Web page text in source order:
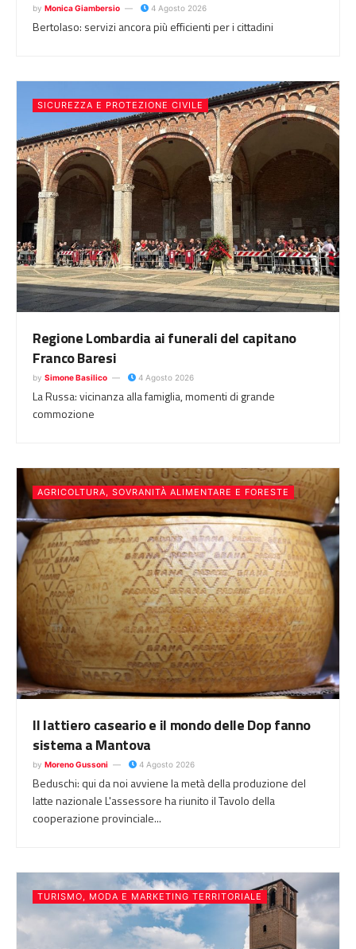
by Monica Giambersio 4 Agosto 2026
Bertolaso: servizi ancora più efficienti per i cittadini
SICUREZZA E PROTEZIONE CIVILE
Regione Lombardia ai funerali del capitano
Franco Baresi
by Simone Basilico 4 Agosto 2026
La Russa: vicinanza alla famiglia, momenti di grande
commozione
AGRICOLTURA, SOVRANITÀ ALIMENTARE E FORESTE
Il lattiero caseario e il mondo delle Dop fanno
sistema a Mantova
by Moreno Gussoni 4 Agosto 2026
Beduschi: qui da noi avviene la metà della produzione del
latte nazionale L'assessore ha riunito il Tavolo della
cooperazione provinciale...
TURISMO, MODA E MARKETING TERRITORIALE